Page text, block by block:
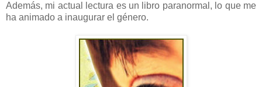
Además, mi actual lectura es un libro paranormal, lo que me
ha animado a inaugurar el género.